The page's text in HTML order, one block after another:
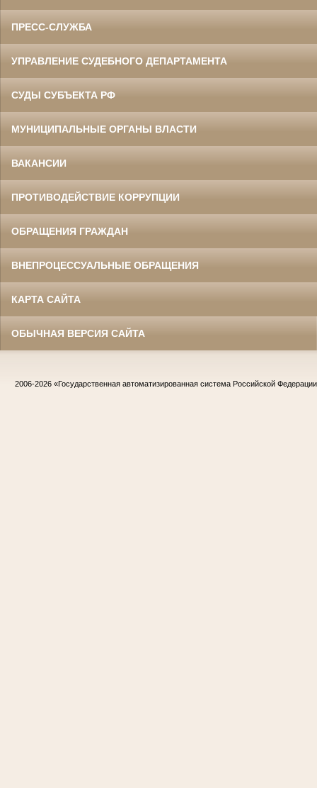
ПРЕСС-СЛУЖБА
УПРАВЛЕНИЕ СУДЕБНОГО ДЕПАРТАМЕНТА
СУДЫ СУБЪЕКТА РФ
МУНИЦИПАЛЬНЫЕ ОРГАНЫ ВЛАСТИ
ВАКАНСИИ
ПРОТИВОДЕЙСТВИЕ КОРРУПЦИИ
ОБРАЩЕНИЯ ГРАЖДАН
ВНЕПРОЦЕССУАЛЬНЫЕ ОБРАЩЕНИЯ
КАРТА САЙТА
ОБЫЧНАЯ ВЕРСИЯ САЙТА
2006-2026 «Государственная автоматизированная система Российской